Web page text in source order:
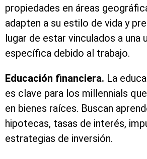
propiedades en áreas
adapten a su estilo de vida y
lugar de estar vinculados a una
específica debido al trabajo.
Educación financiera. La
es clave para los millennials
en bienes raíces. Buscan
hipotecas, tasas de interés,
estrategias de inversión.